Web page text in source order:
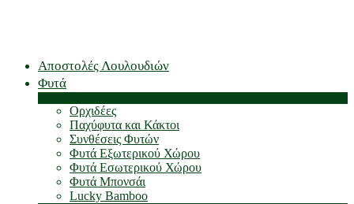
Αποστολές Λουλουδιών
Φυτά
Ορχιδέες
Παχύφυτα και Κάκτοι
Συνθέσεις Φυτών
Φυτά Εξωτερικού Χώρου
Φυτά Εσωτερικού Χώρου
Φυτά Μπονσάι
Lucky Bamboo